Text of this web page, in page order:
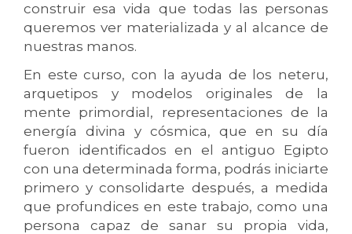
construir esa vida que todas las personas
queremos ver materializada y al alcance de
nuestras manos.
En este curso, con la ayuda de los neteru,
arquetipos y modelos originales de la
mente primordial, representaciones de la
energía divina y cósmica, que en su día
fueron identificados en el antiguo Egipto
con una determinada forma, podrás iniciarte
primero y consolidarte después, a medida
que profundices en este trabajo, como una
persona capaz de sanar su propia vida,